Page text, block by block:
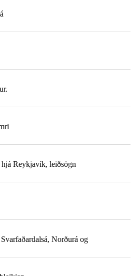
Reykjavík, leiðsögn
Norðurá og